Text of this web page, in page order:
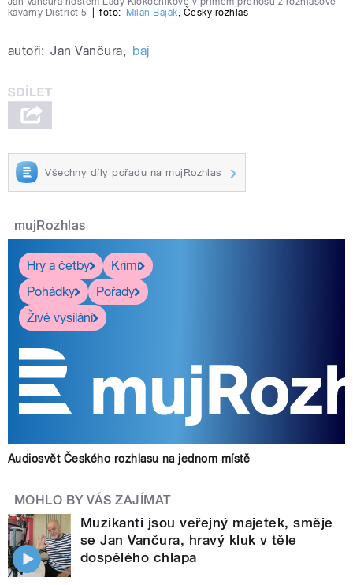
kavárny District 5
foto: Milan Baják, Český rozhlas
autoři: Jan Vančura, baj
Všechny díly pořadu na mujRozhlas
mujRozhlas
Hry a četby
Krimi
Pohádky
Pořady
Živé vysílání
Audiosvět Českého rozhlasu na jednom místě
MOHLO BY VÁS ZAJÍMAT
Muzikanti jsou veřejný majetek, směje
se Jan Vančura, hravý kluk v těle
dospělého chlapa